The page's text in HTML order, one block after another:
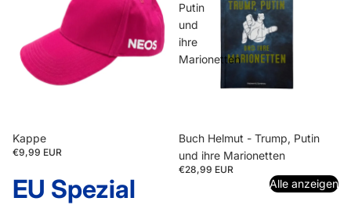
Kappe
€9,99 EUR
Putin
und
ihre
Marionetten
Buch Helmut - Trump, Putin
und ihre Marionetten
€28,99 EUR
EU Spezial Alle anzeigen